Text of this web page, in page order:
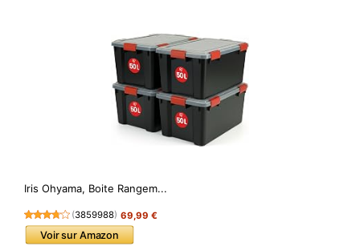
Iris Ohyama, Boite Rangem...
(3859988) 69,99 €
Voir sur Amazon